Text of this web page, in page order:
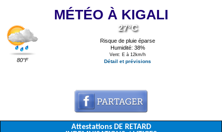
MÉTÉO À KIGALI
80°F
27°C
Risque de pluie éparse
Humidité: 38%
Vent: E à 12km/h
Détail et prévisions
Attestations DE RETARD